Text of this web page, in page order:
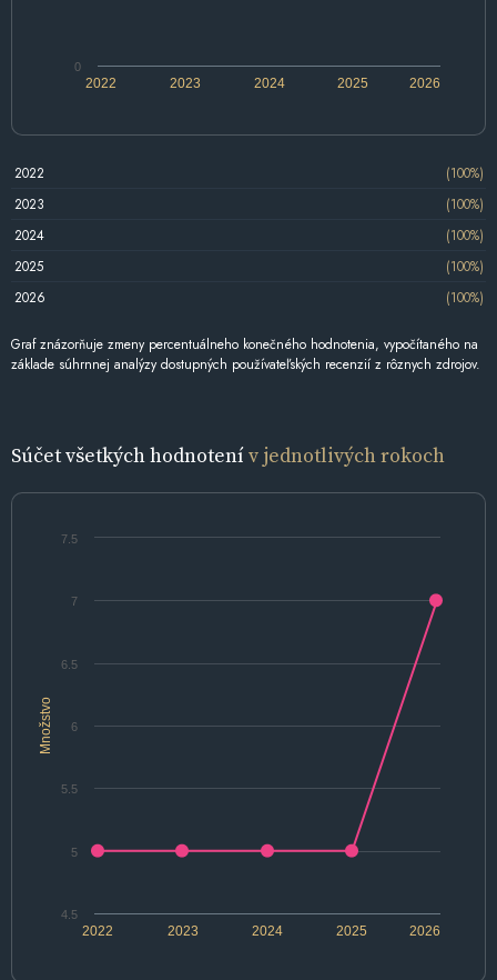
2022 2024 2026
2023 2025
0
2022
(100%)
2023
(100%)
2024
(100%)
2025
(100%)
2026
(100%)
Graf znázorňuje zmeny percentuálneho konečného hodnotenia, vypočítaného na
základe súhrnnej analýzy dostupných používateľských recenzií z rôznych zdrojov.
Súčet všetkých hodnotenív jednotlivých rokoch
Množstvo
2022 2024 2026
2023 2025
4.5
5
5.5
6
6.5
7
7.5